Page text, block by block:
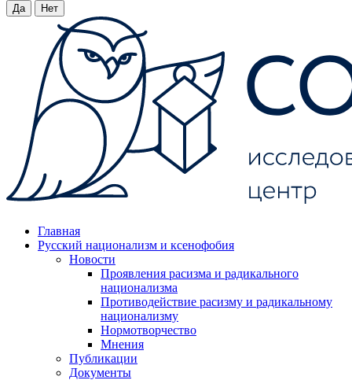
Да Нет
Главная
Русский национализм и ксенофобия
Новости
Проявления расизма и радикального
национализма
Противодействие расизму и радикальному
национализму
Нормотворчество
Мнения
Публикации
Документы